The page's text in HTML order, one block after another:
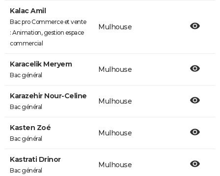
Kalac Amil
Bac pro Commerce et vente
: Animation, gestion espace
commercial
Mulhouse
Karacelik Meryem
Bac général
Mulhouse
Karazehir Nour-Celine
Bac général
Mulhouse
Kasten Zoé
Bac général
Mulhouse
Kastrati Drinor
Bac général
Mulhouse